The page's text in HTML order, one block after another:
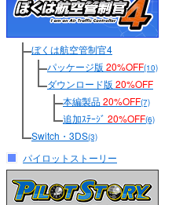
ぼくは航空管制官4
パッケージ版 20%OFF(10)
ダウンロード版 20%OFF
本編製品20%OFF(7)
追加ｽﾃｰｼﾞ 20%OFF(6)
Switch・3DS(3)
パイロットストーリー